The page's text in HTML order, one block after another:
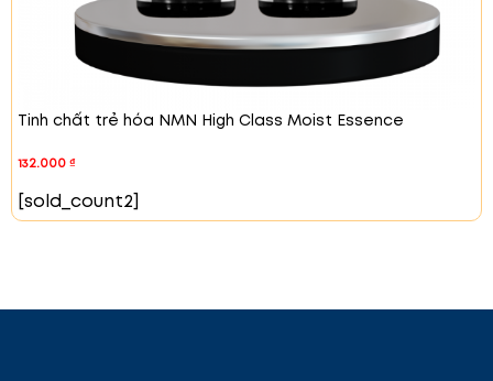
Tinh chất trẻ hóa NMN High Class Moist Essence
132.000₫
[sold_count2]